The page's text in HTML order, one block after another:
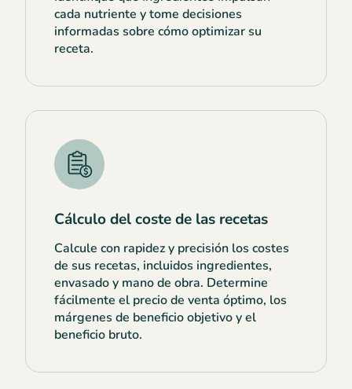
cada nutriente y tome decisiones
informadas sobre cómo optimizar su
receta.
Cálculo del coste de las recetas
Calcule con rapidez y precisión los costes
de sus recetas, incluidos ingredientes,
envasado y mano de obra. Determine
fácilmente el precio de venta óptimo, los
márgenes de beneficio objetivo y el
beneficio bruto.